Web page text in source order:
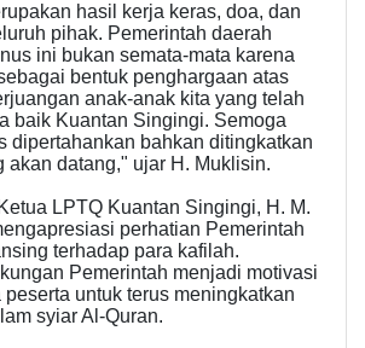
hasil kerja keras, doa, dan
pihak. Pemerintah daerah
ini bukan semata-mata karena
bentuk penghargaan atas
anak-anak kita yang telah
baik Kuantan Singingi. Semoga
dipertahankan bahkan ditingkatkan
akan datang," ujar H. Muklisin.
LPTQ Kuantan Singingi, H. M.
perhatian Pemerintah
terhadap para kafilah.
Pemerintah menjadi motivasi
peserta untuk terus meningkatkan
syiar Al-Quran.